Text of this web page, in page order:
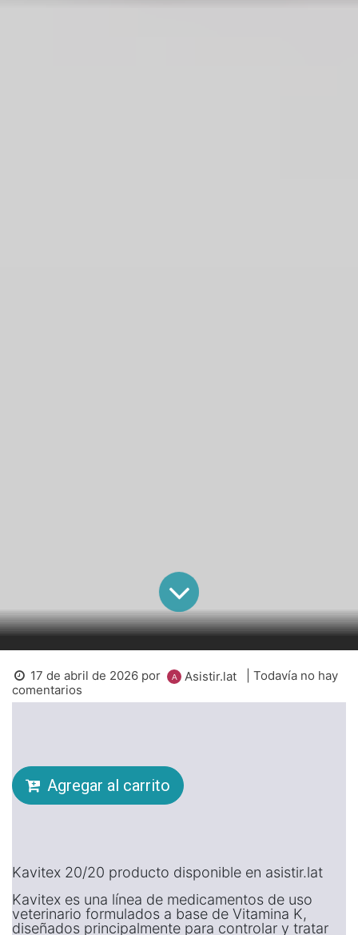
17 de abril de 2026 por Asistir.lat
| Todavía no hay
comentarios
Agregar al carrito
Kavitex 20/20 producto disponible en asistir.lat
Kavitex es una línea de medicamentos de uso
veterinario formulados a base de Vitamina K,
diseñados principalmente para controlar y tratar